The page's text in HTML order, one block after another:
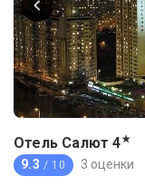
Отель Салют 4★
9.3 / 10 3 оценки